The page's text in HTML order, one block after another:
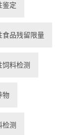
鉴定
食品残留限量
料检测
物
测